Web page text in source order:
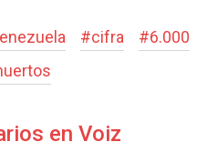
#cifra #6.000
en Voiz